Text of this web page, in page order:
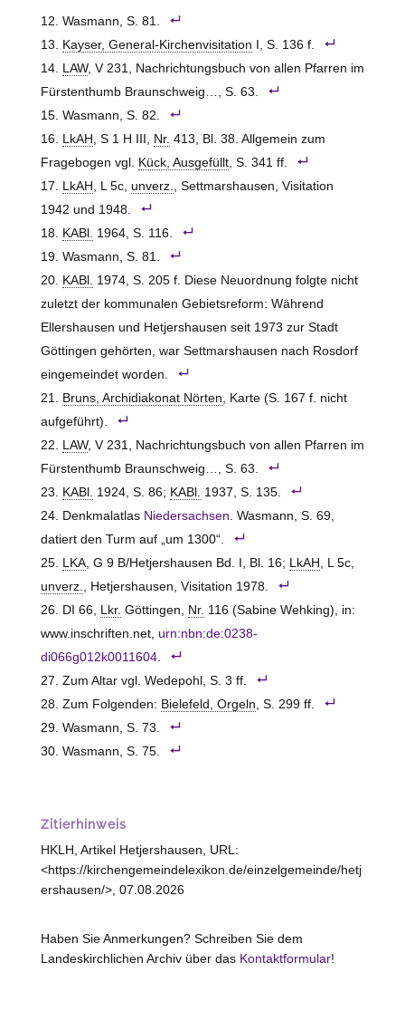
Wasmann, S. 81.
Kayser, General-Kirchenvisitation I, S. 136 f.
LAW, V 231, Nachrichtungsbuch von allen Pfarren im
Fürstenthumb Braunschweig…, S. 63.
Wasmann, S. 82.
LkAH , S 1 H III, Nr. 413, Bl. 38. Allgemein zum
Fragebogen vgl. Kück, Ausgefüllt, S. 341 ff.
LkAH , L 5c, unverz., Settmarshausen, Visitation
1942 und 1948.
KABl. 1964, S. 116.
Wasmann, S. 81.
KABl. 1974, S. 205 f. Diese Neuordnung folgte nicht
zuletzt der kommunalen Gebietsreform: Während
Ellershausen und Hetjershausen seit 1973 zur Stadt
Göttingen gehörten, war Settmarshausen nach Rosdorf
eingemeindet worden.
Bruns, Archidiakonat Nörten, Karte (S. 167 f. nicht
aufgeführt).
LAW, V 231, Nachrichtungsbuch von allen Pfarren im
Fürstenthumb Braunschweig…, S. 63.
KABl. 1924, S. 86; KABl. 1937, S. 135.
Denkmalatlas Niedersachsen. Wasmann, S. 69,
datiert den Turm auf „um 1300“.
LKA, G 9 B/Hetjershausen Bd. I, Bl. 16; LkAH , L 5c,
unverz., Hetjershausen, Visitation 1978.
DI 66, Lkr. Göttingen, Nr. 116 (Sabine Wehking), in:
www.inschriften.net, urn:nbn:de:0238-
di066g012k0011604.
Zum Altar vgl. Wedepohl, S. 3 ff.
Zum Folgenden: Bielefeld, Orgeln, S. 299 ff.
Wasmann, S. 73.
Wasmann, S. 75.
Zitierhinweis
HKLH, Artikel Hetjershausen, URL:
<https://kirchengemeindelexikon.de/einzelgemeinde/hetj
ershausen/>, 07.08.2026
Haben Sie Anmerkungen? Schreiben Sie dem
Landeskirchlichen Archiv über das Kontaktformular!